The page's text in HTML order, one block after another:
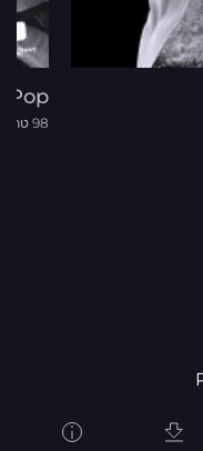
Pop
98 טראקים